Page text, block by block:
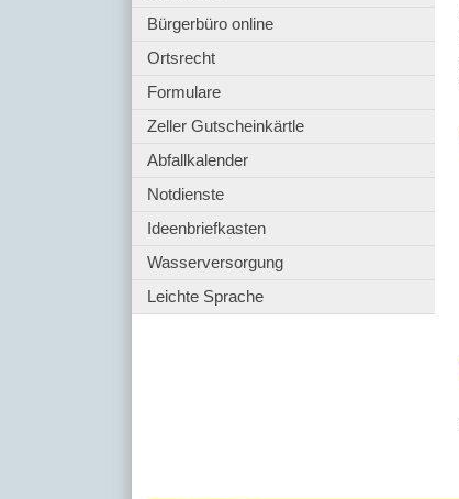
Bürgerbüro online
Ortsrecht
Formulare
Zeller Gutscheinkärtle
Abfallkalender
Notdienste
Ideenbriefkasten
Wasserversorgung
Leichte Sprache